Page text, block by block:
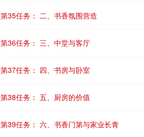
第35任务： 二、书香氛围营造
第36任务： 三、中堂与客厅
第37任务： 四、书房与卧室
第38任务： 五、厨房的价值
第39任务： 六、书香门第与家业长青